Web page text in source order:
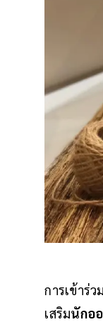
การเข้าร่
เสริมนักอ